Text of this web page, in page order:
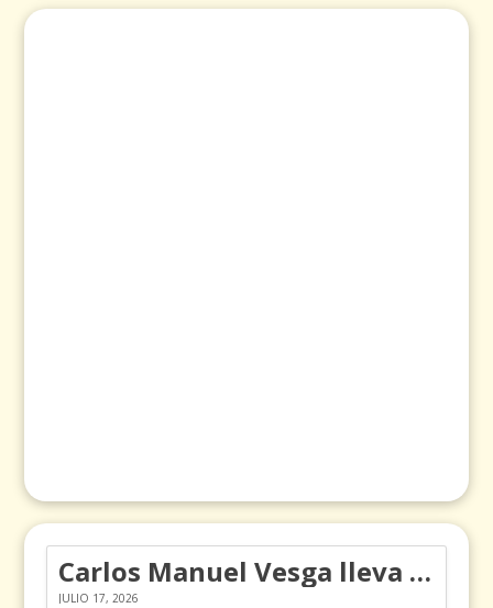
Carlos Manuel Vesga lleva el nombre de Colombia a los Emmy
JULIO 17, 2026